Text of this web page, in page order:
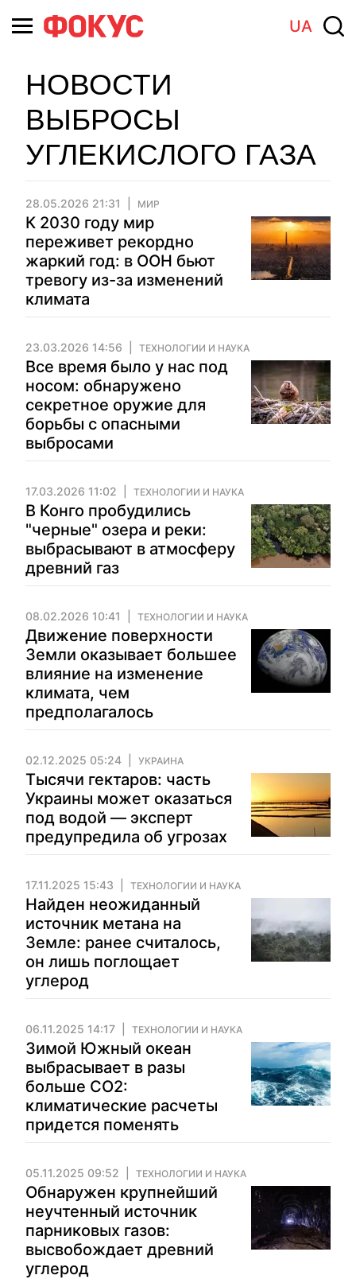
UA
НОВОСТИ
ВЫБРОСЫ
УГЛЕКИСЛОГО ГАЗА
28.05.2026 21:31 МИР
К 2030 году мир
переживет рекордно
жаркий год: в ООН бьют
тревогу из-за изменений
климата
23.03.2026 14:56 ТЕХНОЛОГИИ И НАУКА
Все время было у нас под
носом: обнаружено
секретное оружие для
борьбы с опасными
выбросами
17.03.2026 11:02 ТЕХНОЛОГИИ И НАУКА
В Конго пробудились
"черные" озера и реки:
выбрасывают в атмосферу
древний газ
08.02.2026 10:41 ТЕХНОЛОГИИ И НАУКА
Движение поверхности
Земли оказывает большее
влияние на изменение
климата, чем
предполагалось
02.12.2025 05:24 УКРАИНА
Тысячи гектаров: часть
Украины может оказаться
под водой — эксперт
предупредила об угрозах
17.11.2025 15:43 ТЕХНОЛОГИИ И НАУКА
Найден неожиданный
источник метана на
Земле: ранее считалось,
он лишь поглощает
углерод
06.11.2025 14:17 ТЕХНОЛОГИИ И НАУКА
Зимой Южный океан
выбрасывает в разы
больше CO2:
климатические расчеты
придется поменять
05.11.2025 09:52 ТЕХНОЛОГИИ И НАУКА
Обнаружен крупнейший
неучтенный источник
парниковых газов:
высвобождает древний
углерод